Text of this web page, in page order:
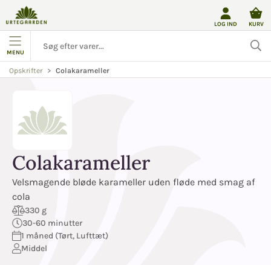
LOG IND KURV
MENU
Opskrifter Colakarameller
Colakarameller
Velsmagende bløde karameller uden fløde med smag af
cola
330 g
30-60 minutter
1 måned (Tørt, Lufttæt)
Middel